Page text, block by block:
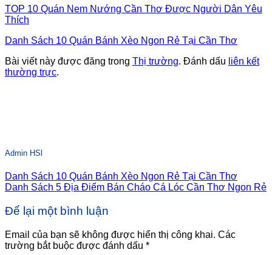
TOP 10 Quán Nem Nướng Cần Thơ Được Người Dân Yêu
Thích
Danh Sách 10 Quán Bánh Xèo Ngon Rẻ Tại Cần Thơ
Bài viết này được đăng trong Thị trường. Đánh dấu liên kết
thường trực.
Admin HSl
Danh Sách 10 Quán Bánh Xèo Ngon Rẻ Tại Cần Thơ
Danh Sách 5 Địa Điểm Bán Cháo Cá Lóc Cần Thơ Ngon Rẻ
Để lại một bình luận
Email của bạn sẽ không được hiển thị công khai. Các
trường bắt buộc được đánh dấu *